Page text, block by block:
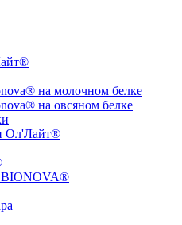
на молочном белке
на овсяном белке
Ол'Лайт®
BIONOVA®